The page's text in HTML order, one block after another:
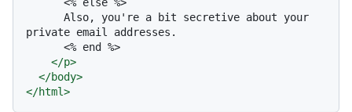
private email addresses.
</p>
</body>
</html>